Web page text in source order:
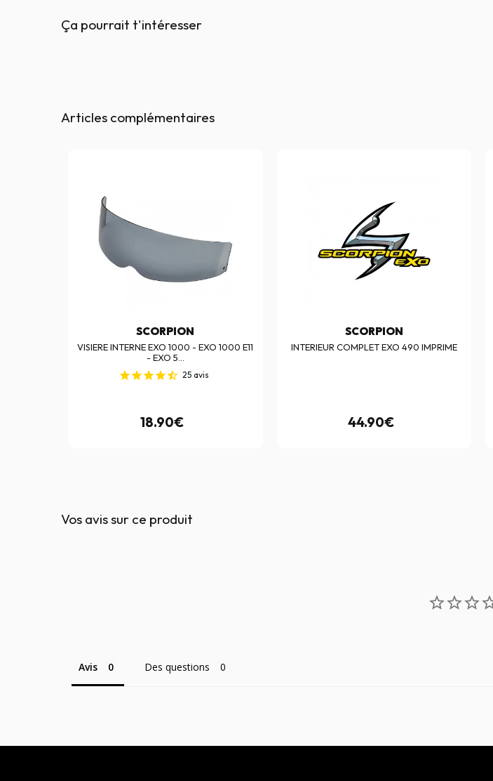
Ça pourrait t'intéresser
Articles complémentaires
SCORPION
VISIERE INTERNE EXO 1000 - EXO 1000 E11
- EXO 5...
25avis
18.90€
SCORPION
INTERIEUR COMPLET EXO 490 IMPRIME
44.90€
Vos avis sur ce produit
Avis Des questions